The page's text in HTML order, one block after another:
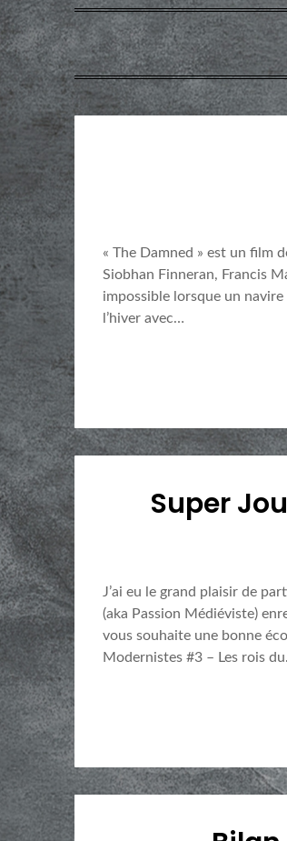
« The Damned » est un film
Siobhan Finneran, Francis
impossible lorsque un
l’hiver avec…
Super
J’ai eu le grand plaisir de
(aka Passion Médiéviste)
vous souhaite une bonne
Modernistes #3 – Les rois